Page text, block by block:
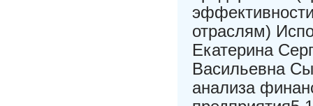
отраслям)
Екатерина
Васильевна
анализа